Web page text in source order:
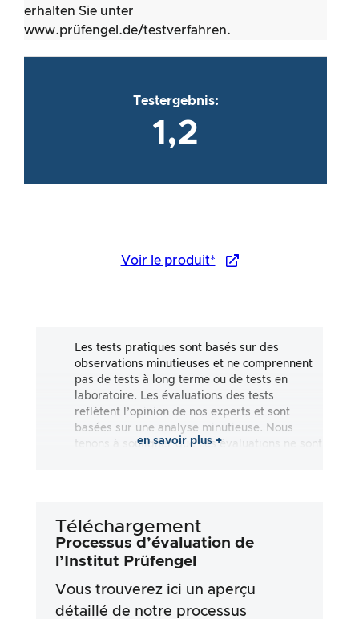
erhalten Sie unter
www.prüfengel.de/testverfahren.
Testergebnis:
1,2
Voir le produit*
Les tests pratiques sont basés sur des
observations minutieuses et ne comprennent
pas de tests à long terme ou de tests en
laboratoire. Les évaluations des tests
reflètent l’opinion de nos experts et sont
basées sur une analyse minutieuse. Nous
tenons à souligner que ces évaluations ne sont
responsabilité ne soit assumée quant à
l’exactitude ou à l’exhaustivité des résultats
des tests. Il est important de noter que nos
légales, des effets médicaux ou des
ingrédients spécifiques des produits. Nous
en savoir plus +
Téléchargement
Processus d’évaluation de
l’Institut Prüfengel
Vous trouverez ici un aperçu
détaillé de notre processus